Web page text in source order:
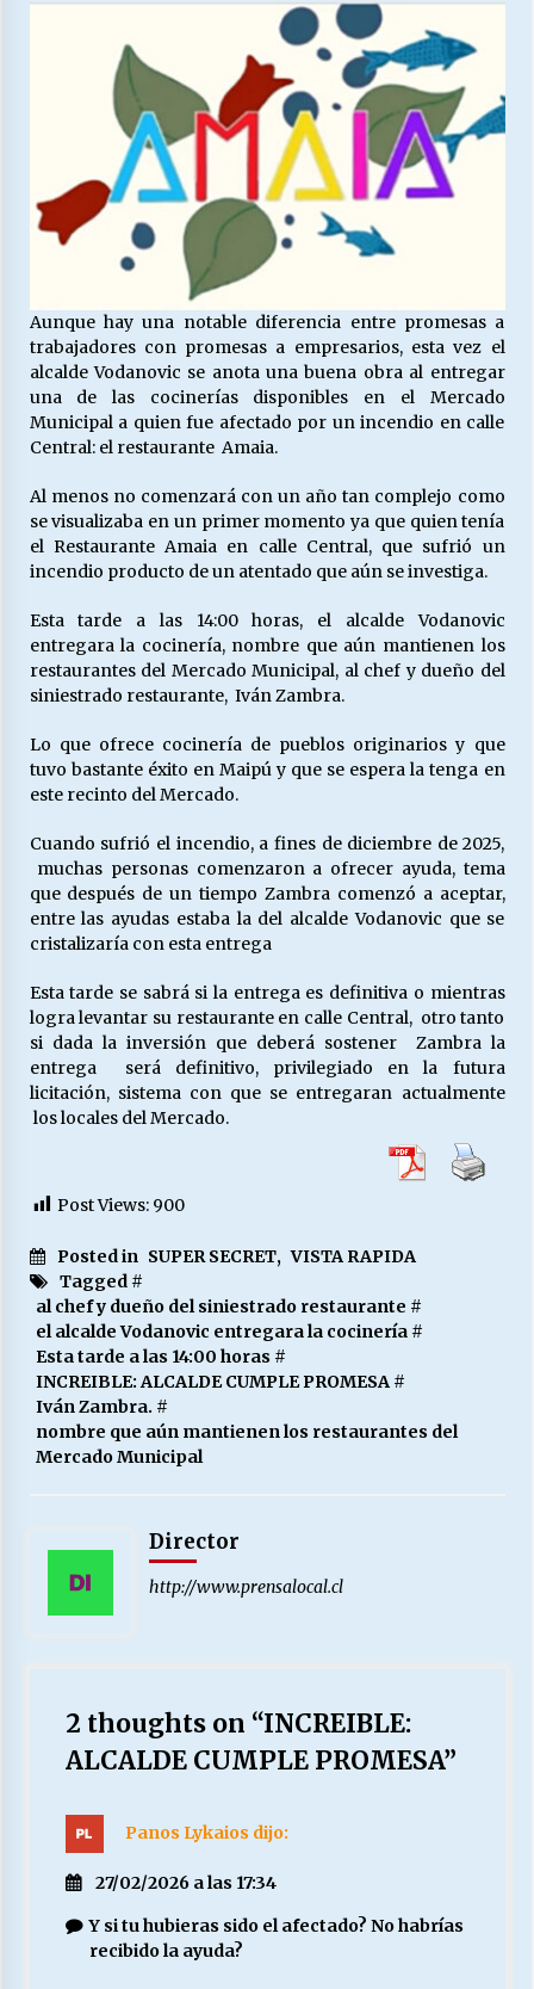
MUNICIPALIDAD, TRABAJADORES, CLIMA
LABORAL:
13/07/2026
Escuela hospitalaria El Carmen de Maipu.
25/06/2026
¿Qué habrían dicho?
23/06/2026
VOLVER A SER ALTERNATIVA
16/06/2026
MUNICIPALIDADES, HONORARIOS, DESPIDOS
28/05/2026
Releyendo la Rerum Novarum a 135 años. “La
cuestión social hoy”.
16/05/2026
Nuestras Almas)
30/04/2026
18/04/2026
Chile y sus segmentos de la riqueza
Aunque hay una notable diferencia entre promesas a
trabajadores con promesas a empresarios, esta vez el
alcalde Vodanovic se anota una buena obra al entregar
una de las cocinerías disponibles en el Mercado
Municipal a quien fue afectado por un incendio en calle
Central: el restaurante Amaia.
Al menos no comenzará con un año tan complejo como
se visualizaba en un primer momento ya que quien tenía
el Restaurante Amaia en calle Central, que sufrió un
incendio producto de un atentado que aún se investiga.
Esta tarde a las 14:00 horas, el alcalde Vodanovic
entregara la cocinería, nombre que aún mantienen los
restaurantes del Mercado Municipal, al chef y dueño del
siniestrado restaurante, Iván Zambra.
Lo que ofrece cocinería de pueblos originarios y que
tuvo bastante éxito en Maipú y que se espera la tenga en
este recinto del Mercado.
Cuando sufrió el incendio, a fines de diciembre de 2025,
muchas personas comenzaron a ofrecer ayuda, tema
que después de un tiempo Zambra comenzó a aceptar,
entre las ayudas estaba la del alcalde Vodanovic que se
cristalizaría con esta entrega
Esta tarde se sabrá si la entrega es definitiva o mientras
logra levantar su restaurante en calle Central, otro tanto
si dada la inversión que deberá sostener Zambra la
entrega será definitivo, privilegiado en la futura
licitación, sistema con que se entregaran actualmente
los locales del Mercado.
Post Views: 900
Posted in SUPER SECRET, VISTA RAPIDA
Tagged #
al chef y dueño del siniestrado restaurante #
el alcalde Vodanovic entregara la cocinería#
Esta tarde a las 14:00 horas #
INCREIBLE: ALCALDE CUMPLE PROMESA#
Iván Zambra. #
nombre que aún mantienen los restaurantes del
Mercado Municipal
Director
http://www.prensalocal.cl
2 thoughts on “INCREIBLE:
ALCALDE CUMPLE PROMESA”
Panos Lykaios dijo:
27/02/2026 a las 17:34
Y si tu hubieras sido el afectado? No habrías
recibido la ayuda?